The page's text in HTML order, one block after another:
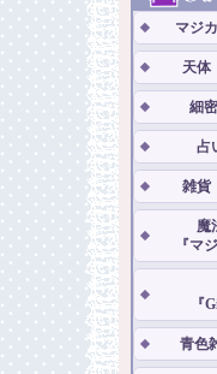
マジ
天体
細
占
雑貨
魔
『マ
『
青色